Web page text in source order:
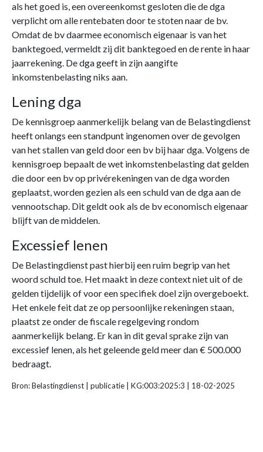
als het goed is, een overeenkomst gesloten die de dga
verplicht om alle rentebaten door te stoten naar de bv.
Omdat de bv daarmee economisch eigenaar is van het
banktegoed, vermeldt zij dit banktegoed en de rente in haar
jaarrekening. De dga geeft in zijn aangifte
inkomstenbelasting niks aan.
Lening dga
De kennisgroep aanmerkelijk belang van de Belastingdienst
heeft onlangs een standpunt ingenomen over de gevolgen
van het stallen van geld door een bv bij haar dga. Volgens de
kennisgroep bepaalt de wet inkomstenbelasting dat gelden
die door een bv op privérekeningen van de dga worden
geplaatst, worden gezien als een schuld van de dga aan de
vennootschap. Dit geldt ook als de bv economisch eigenaar
blijft van de middelen.
Excessief lenen
De Belastingdienst past hierbij een ruim begrip van het
woord schuld toe. Het maakt in deze context niet uit of de
gelden tijdelijk of voor een specifiek doel zijn overgeboekt.
Het enkele feit dat ze op persoonlijke rekeningen staan,
plaatst ze onder de fiscale regelgeving rondom
aanmerkelijk belang. Er kan in dit geval sprake zijn van
excessief lenen, als het geleende geld meer dan € 500.000
bedraagt.
Bron: Belastingdienst | publicatie | KG:003:2025:3 | 18-02-2025